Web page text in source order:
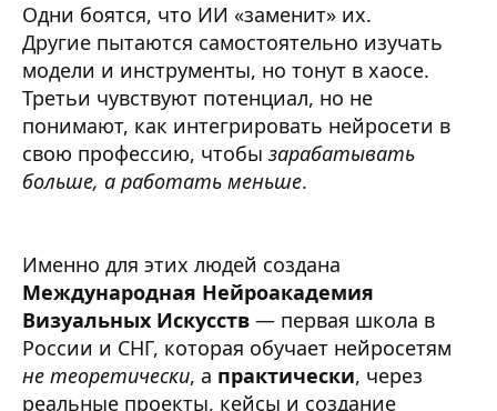
Одни боятся, что ИИ «заменит» их.
Другие пытаются самостоятельно изучать
модели и инструменты, но тонут в хаосе.
Третьи чувствуют потенциал, но не
понимают, как интегрировать нейросети в
свою профессию, чтобы зарабатывать
больше, а работать меньше.
Именно для этих людей создана
Международная Нейроакадемия
Визуальных Искусств — первая школа в
России и СНГ, которая обучает нейросетям
не теоретически, а практически, через
реальные проекты, кейсы и создание